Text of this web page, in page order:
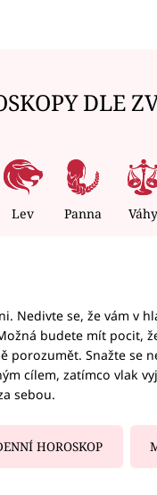
DLE
Lev Panna Váhy
Nedivte se, že vám v
budete mít pocit,
porozumět. Snažte se
cílem, zatímco vlak
sebou.
HOROSKOP